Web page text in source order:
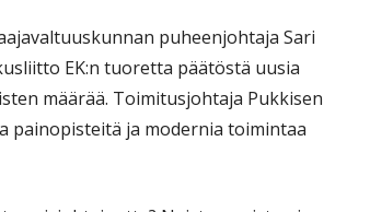
puheenjohtaja Sari
EK:n tuoretta päätöstä uusia
määrää. Toimitusjohtaja Pukkisen
painopisteitä ja modernia toimintaa